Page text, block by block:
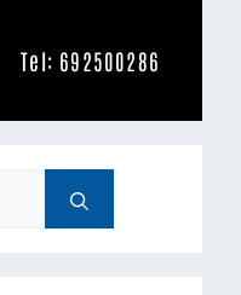
Tel: 692500286